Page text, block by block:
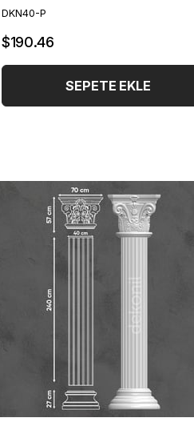
DKN40-P
$190.46
SEPETE EKLE